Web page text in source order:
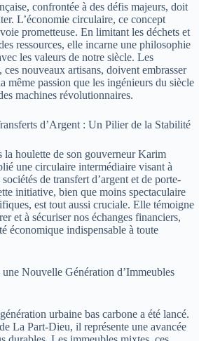
confrontée à des défis majeurs, doit
L’économie circulaire, ce concept
prometteuse. En limitant les déchets et
ressources, elle incarne une philosophie
les valeurs de notre siècle. Les
nouveaux artisans, doivent embrasser
même passion que les ingénieurs du siècle
machines révolutionnaires.
d’Argent : Un Pilier de la Stabilité
houlette de son gouverneur Karim
une circulaire intermédiaire visant à
de transfert d’argent et de porte-
initiative, bien que moins spectaculaire
est tout aussi cruciale. Elle témoigne
et à sécuriser nos échanges financiers,
économique indispensable à toute
Nouvelle Génération d’Immeubles
urbaine bas carbone a été lancé.
La Part-Dieu, il représente une avancée